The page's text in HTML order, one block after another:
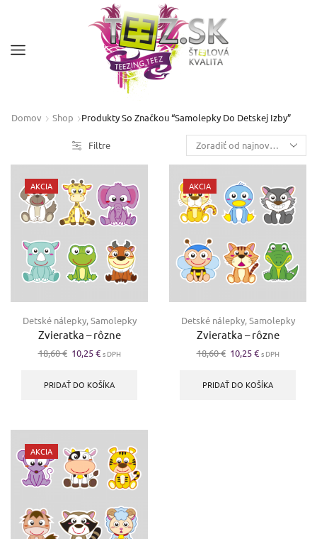
Domov Shop Produkty So Značkou “samolepky Do Detskej Izby”
Filtre
AKCIA
Detské nálepky,Samolepky
Zvieratka – rôzne
18,60€ Pôvodná
bola:
10,25€Aktuálna
je:
s DPH
PRIDAŤ DO KOŠÍKA
AKCIA
Detské nálepky,Samolepky
Zvieratka – rôzne
18,60€ Pôvodná
bola:
10,25€Aktuálna
je:
s DPH
PRIDAŤ DO KOŠÍKA
AKCIA